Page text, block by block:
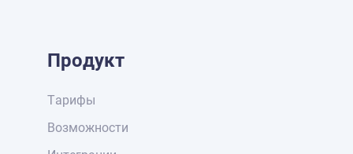
Продукт
Тарифы
Возможности